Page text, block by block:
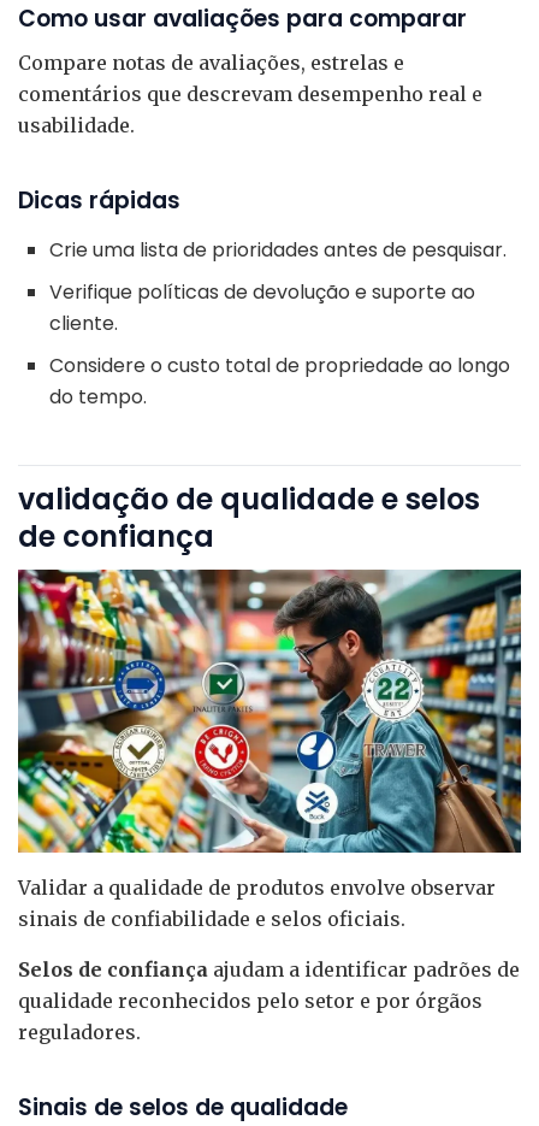
Como usar avaliações para comparar
Compare notas de avaliações, estrelas e
comentários que descrevam desempenho real e
usabilidade.
Dicas rápidas
Crie uma lista de prioridades antes de pesquisar.
Verifique políticas de devolução e suporte ao
cliente.
Considere o custo total de propriedade ao longo
do tempo.
validação de qualidade e selos
de confiança
Validar a qualidade de produtos envolve observar
sinais de confiabilidade e selos oficiais.
Selos de confiança ajudam a identificar padrões de
qualidade reconhecidos pelo setor e por órgãos
reguladores.
Sinais de selos de qualidade